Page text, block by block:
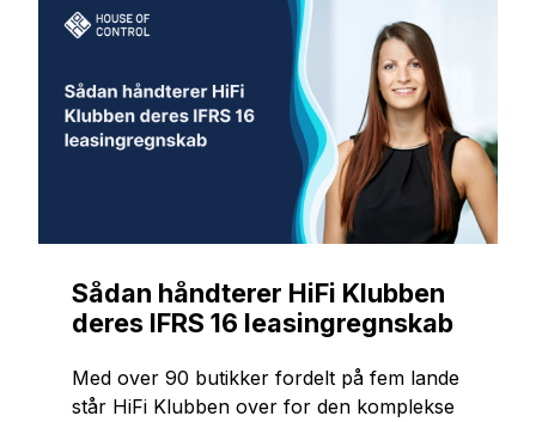
Sådan håndterer HiFi Klubben
deres IFRS 16 leasingregnskab
Med over 90 butikker fordelt på fem lande
står HiFi Klubben over for den komplekse